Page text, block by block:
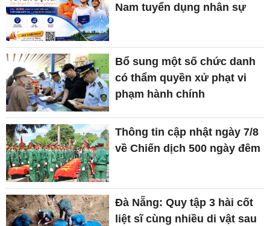
Nam tuyển dụng nhân sự
Bổ sung một số chức danh
có thẩm quyền xử phạt vi
phạm hành chính
Thông tin cập nhật ngày 7/8
về Chiến dịch 500 ngày đêm
Đà Nẵng: Quy tập 3 hài cốt
liệt sĩ cùng nhiều di vật sau